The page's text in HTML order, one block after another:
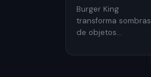
Burger King
transforma sombras
de objetos